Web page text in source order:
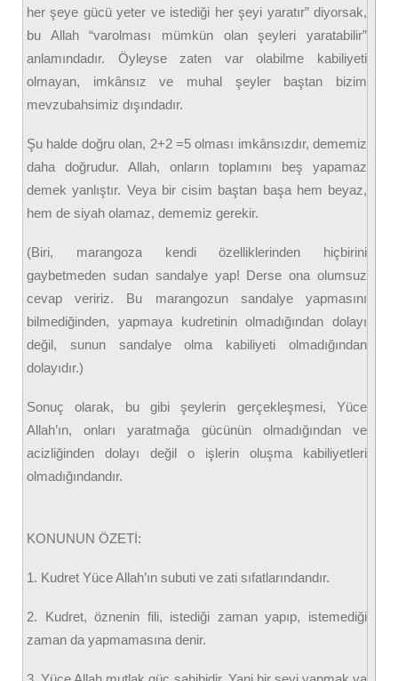
her şeye gücü yeter ve istediği her şeyi yaratır” diyorsak,
bu Allah “varolması mümkün olan şeyleri yaratabilir”
anlamındadır. Öyleyse zaten var olabilme kabiliyeti
olmayan, imkânsız ve muhal şeyler baştan bizim
mevzubahsimiz dışındadır.
Şu halde doğru olan, 2+2 =5 olması imkânsızdır, dememiz
daha doğrudur. Allah, onların toplamını beş yapamaz
demek yanlıştır. Veya bir cisim baştan başa hem beyaz,
hem de siyah olamaz, dememiz gerekir.
(Biri, marangoza kendi özelliklerinden hiçbirini
gaybetmeden sudan sandalye yap! Derse ona olumsuz
cevap veririz. Bu marangozun sandalye yapmasını
bilmediğinden, yapmaya kudretinin olmadığından dolayı
değil, sunun sandalye olma kabiliyeti olmadığından
dolayıdır.)
Sonuç olarak, bu gibi şeylerin gerçekleşmesi, Yüce
Allah’ın, onları yaratmağa gücünün olmadığından ve
acizliğinden dolayı değil o işlerin oluşma kabiliyetleri
olmadığındandır.
KONUNUN ÖZETİ:
1. Kudret Yüce Allah’ın subuti ve zati sıfatlarındandır.
2. Kudret, öznenin fili, istediği zaman yapıp, istemediği
zaman da yapmamasına denir.